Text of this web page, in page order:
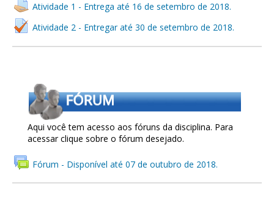
Atividade 1 - Entrega até 16 de setembro de 2018.
Atividade 2 - Entregar até 30 de setembro de 2018.
Aqui você tem acesso aos fóruns da disciplina. Para
acessar clique sobre o fórum desejado.
Fórum - Disponível até 07 de outubro de 2018.